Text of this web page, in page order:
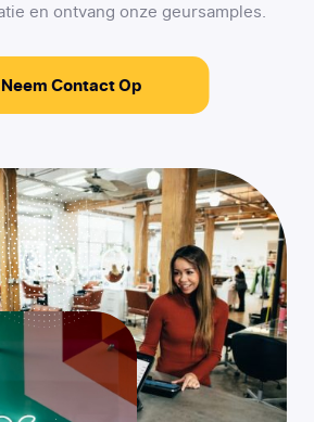
Neem Contact Op
en ontvang onze geursamples.